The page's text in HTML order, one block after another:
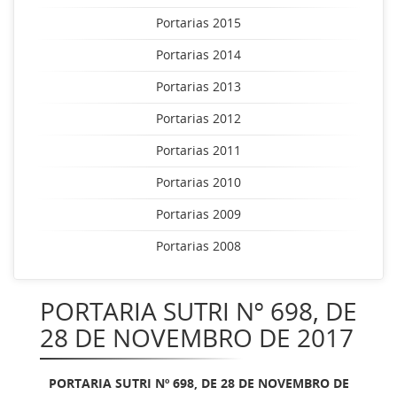
Portarias 2015
Portarias 2014
Portarias 2013
Portarias 2012
Portarias 2011
Portarias 2010
Portarias 2009
Portarias 2008
PORTARIA SUTRI Nº 698, DE
28 DE NOVEMBRO DE 2017
PORTARIA SUTRI Nº 698, DE 28 DE NOVEMBRO DE